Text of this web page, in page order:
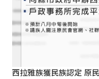
西拉雅族獲民族認定 原